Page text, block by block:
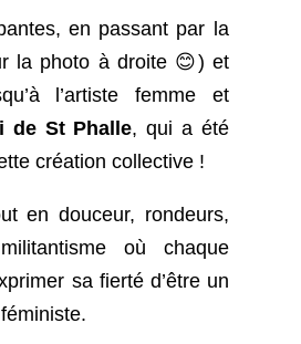
en passant par la
la photo à droite 😊) et
l’artiste femme et
de St Phalle, qui a été
création collective !
en douceur, rondeurs,
où chaque
sa fierté d’être un